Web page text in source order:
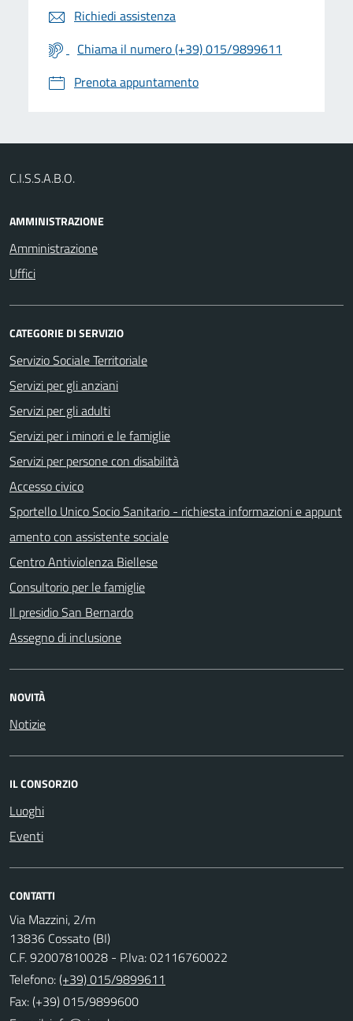
Richiedi assistenza
Chiama il numero (+39) 015/9899611
Prenota appuntamento
C.I.S.S.A.B.O.
AMMINISTRAZIONE
Amministrazione
Uffici
CATEGORIE DI SERVIZIO
Servizio Sociale Territoriale
Servizi per gli anziani
Servizi per gli adulti
Servizi per i minori e le famiglie
Servizi per persone con disabilità
Accesso civico
Sportello Unico Socio Sanitario - richiesta informazioni e appunt
amento con assistente sociale
Centro Antiviolenza Biellese
Consultorio per le famiglie
Il presidio San Bernardo
Assegno di inclusione
NOVITÀ
Notizie
IL CONSORZIO
Luoghi
Eventi
CONTATTI
Via Mazzini, 2/m
13836 Cossato (BI)
C.F. 92007810028 - P.Iva: 02116760022
Telefono:(+39) 015/9899611
Fax: (+39) 015/9899600